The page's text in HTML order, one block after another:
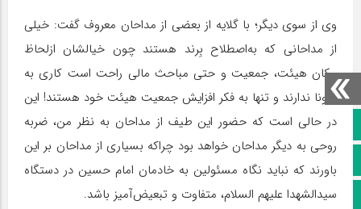
صفحه نخست
کانال سروش
کانال ایتا
وی از سوی دیگر؛ با گلایه از بعضی از مداحان معروف گفت: خیلی
از مداحانی که به‌اصطلاح بِرند هستند چون خیالشان ازلحاظ
مکان هیئت، جمعیت و حتی مباحث مالی راحت است کاری به
کرونا ندارند و تنها به فکر افزایش جمعیت هیئت خود هستند! این
در حالی است که حضور این طیف از مداحان به نظر من، ضربه
روحی به دیگر مداحان خواهد بود چراکه بسیاری از مداحان بر این
باورند که نباید نگاه مسئولین به خادمان امام حسین در دستگاه
سیدالشهدا علیهم السلام، متفاوت و تبعیض‌آمیز باشد.